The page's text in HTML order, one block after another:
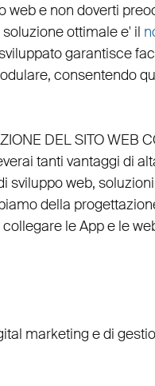
web e non doverti
ottimale e' il
garantisce
, consentendo
DEL SITO WEB
tanti vantaggi di
sviluppo web,
della
collegareleAppe le
marketing e di